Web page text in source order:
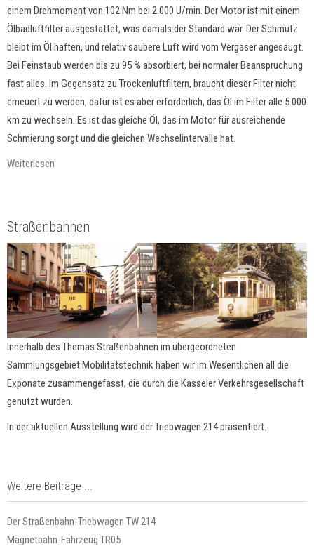
einem Drehmoment von 102 Nm bei 2.000 U/min. Der Motor ist mit einem
Ölbadluftfilter ausgestattet, was damals der Standard war. Der Schmutz
bleibt im Öl haften, und relativ saubere Luft wird vom Vergaser angesaugt.
Bei Feinstaub werden bis zu 95 % absorbiert, bei normaler Beanspruchung
fast alles. Im Gegensatz zu Trockenluftfiltern, braucht dieser Filter nicht
erneuert zu werden, dafür ist es aber erforderlich, das Öl im Filter alle 5.000
km zu wechseln. Es ist das gleiche Öl, das im Motor für ausreichende
Schmierung sorgt und die gleichen Wechselintervalle hat.
Weiterlesen
Straßenbahnen
Innerhalb des Themas Straßenbahnen im übergeordneten
Sammlungsgebiet Mobilitätstechnik haben wir im Wesentlichen all die
Exponate zusammengefasst, die durch die Kasseler Verkehrsgesellschaft
genutzt wurden.
In der aktuellen Ausstellung wird der Triebwagen 214 präsentiert.
Weitere Beiträge ...
Der Straßenbahn-Triebwagen TW 214
Magnetbahn-Fahrzeug TR05